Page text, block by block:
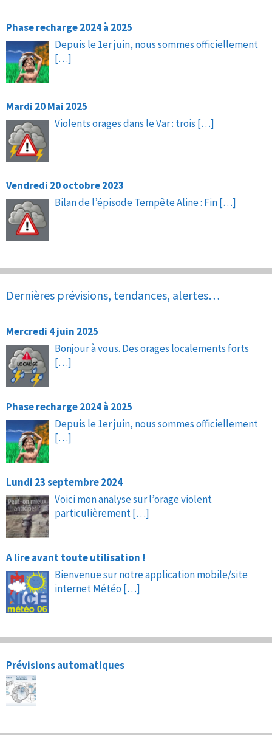
Phase recharge 2024 à 2025
Depuis le 1er juin, nous sommes officiellement
[…]
Mardi 20 Mai 2025
Violents orages dans le Var : trois […]
Vendredi 20 octobre 2023
Bilan de l’épisode Tempête Aline : Fin[…]
Dernières prévisions, tendances, alertes…
Mercredi 4 juin 2025
Bonjour à vous. Des orages localements forts
[…]
Phase recharge 2024 à 2025
Depuis le 1er juin, nous sommes officiellement
[…]
Lundi 23 septembre 2024
Voici mon analyse sur l’orage violent
particulièrement[…]
A lire avant toute utilisation !
Bienvenue sur notre application mobile/site
internet Météo […]
Prévisions automatiques